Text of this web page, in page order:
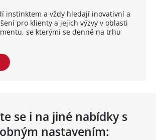
instinktem a vždy hledají inovativní a
pro klienty a jejich výzvy v oblasti
se kterými se denně na trhu
se i na jiné nabídky s
nastavením: